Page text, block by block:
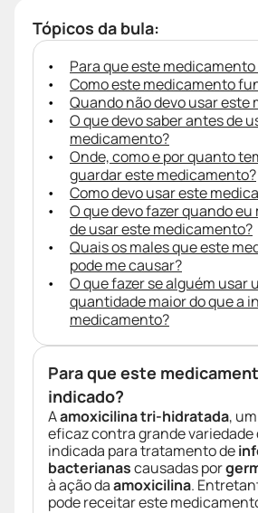
Tópicos da bula:
Para que este
Como este medicamento
Quando não devo usar este
O que devo saber antes de
medicamento?
Onde, como e por quanto
guardar este medicamento?
Como devo usar este
O que devo fazer quando
de usar este medicamento?
Quais os males que este
pode me causar?
O que fazer se alguém usar
quantidade maior do que a
medicamento?
Para que este
indicado?
Aamoxicilina tri-hidratada, um
eficaz contra grande variedade
indicada para tratamento de
bacterianascausadas por
à ação daamoxicilina.
pode receitar este